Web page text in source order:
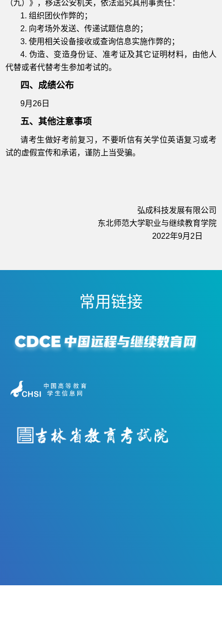
（九）》，移送公安机关，依法追究其刑事责任：
1. 组织团伙作弊的；
2. 向考场外发送、传递试题信息的；
3. 使用相关设备接收或查询信息实施作弊的；
4. 伪造、变造身份证、准考证及其它证明材料，由他人
代替或者代替考生参加考试的。
四、成绩公布
9月26日
五、其他注意事项
请考生做好考前复习，不要听信有关学位英语复习或考
试的虚假宣传和承诺，谨防上当受骗。
弘成科技发展有限公司
东北师范大学职业与继续教育学院
2022年9月2日
常用链接